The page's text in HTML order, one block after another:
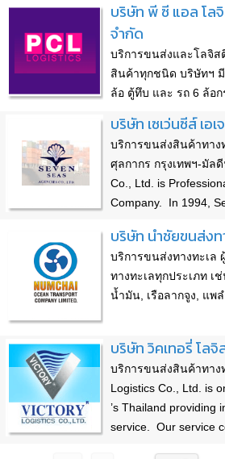
บริษัท พี ซี แอล โล
จำกัด
บริการขนส่งและโลจิส
สินค้าทุกชนิด บริษัทฯ
ล้อ ตู้ทึบ และ รถ 6 ล้อก
บริษัท เซเว่นซีส์ เอ
บริการขนส่งสินค้าทาง
ศุลกากร กรุงเทพฯ-มัล
Co., Ltd. is
Company. In 1994,
บริษัท นำชัยขนส่งท
บริการขนส่งทางทะเล
ทางทะเลทุกประเภท เ
น้ำมัน, เรือลากจูง, แพล
บริษัท วิคเทอรี่ โล
บริการขนส่งสินค้าทาง
Logistics Co., Ltd. is
’s Thailand providing
service. Our service